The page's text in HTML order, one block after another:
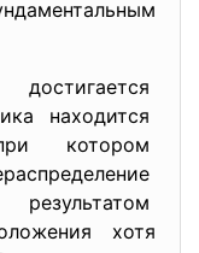
достигается
находится
котором
хотя